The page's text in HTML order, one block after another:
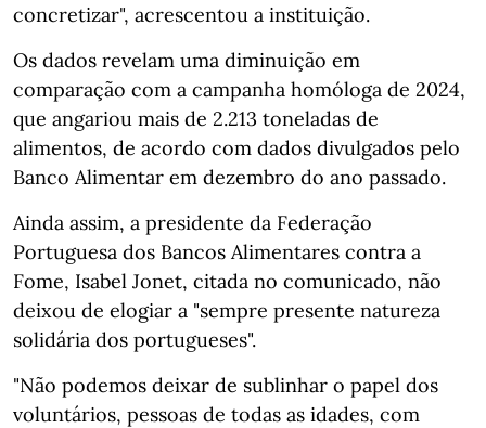
concretizar", acrescentou a instituição.
Os dados revelam uma diminuição em
comparação com a campanha homóloga de 2024,
que angariou mais de 2.213 toneladas de
alimentos, de acordo com dados divulgados pelo
Banco Alimentar em dezembro do ano passado.
Ainda assim, a presidente da Federação
Portuguesa dos Bancos Alimentares contra a
Fome, Isabel Jonet, citada no comunicado, não
deixou de elogiar a "sempre presente natureza
solidária dos portugueses".
"Não podemos deixar de sublinhar o papel dos
voluntários, pessoas de todas as idades, com